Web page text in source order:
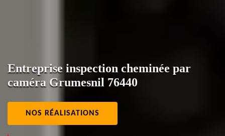
Entreprise inspection cheminée par
caméra Grumesnil 76440
NOS RÉALISATIONS